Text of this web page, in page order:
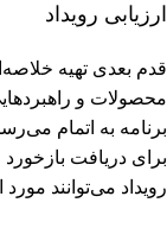
ارزیابی رویداد
قدم بعدی تهیه
محصولات و
برنامه به اتمام
برای دریافت
رویداد می‌توانند مورد